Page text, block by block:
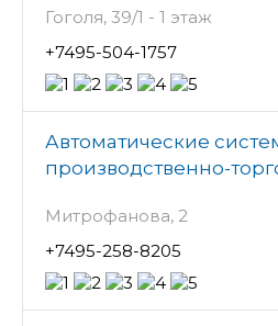
Гоголя, 39/1 - 1 этаж
+7495-504-1757
Автоматические
производственно-
Митрофанова, 2
+7495-258-8205